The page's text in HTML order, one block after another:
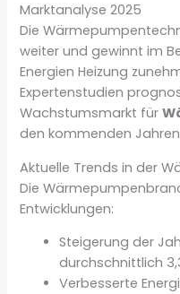
Marktanalyse 2025
Die
weiter und gewinnt im
Energien Heizung
Expertenstudien
Wachstumsmarkt für
den kommenden
Aktuelle Trends in der
Die
Entwicklungen:
Steigerung der
durchschnittlich
Verbesserte